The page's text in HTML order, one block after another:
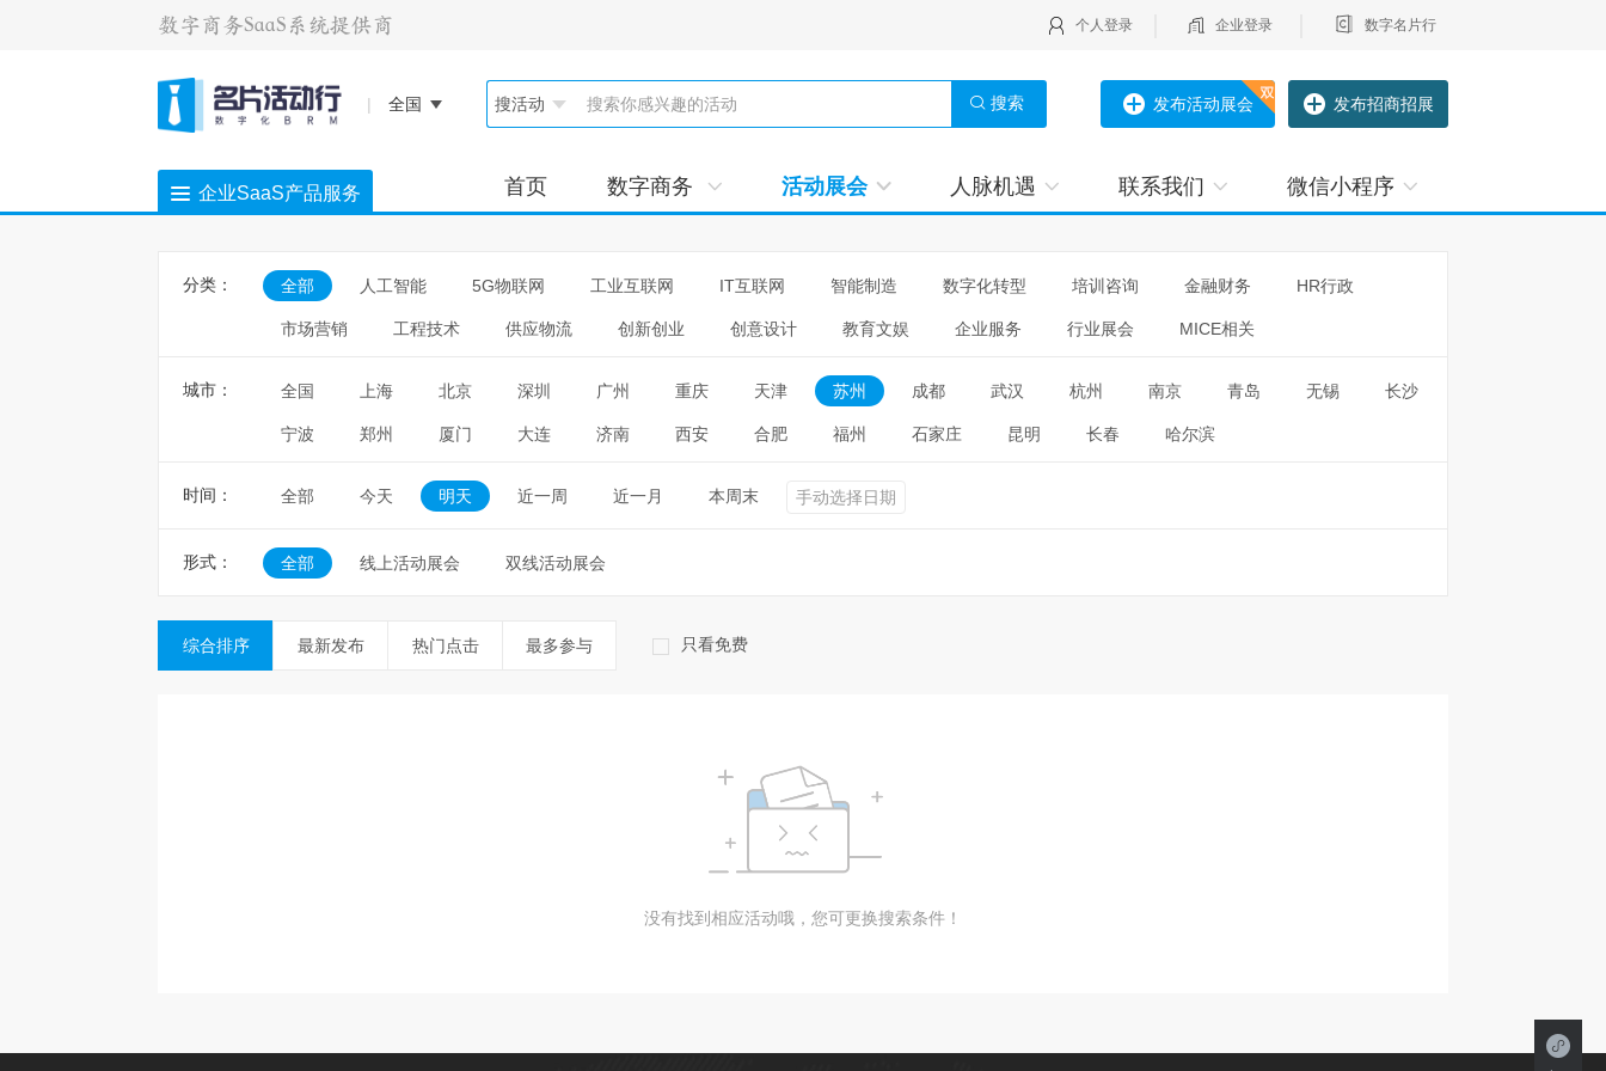
个人登录 企业登录 数字名片行
| 全国 搜索 发布活动展会 发布招商招展
企业SaaS产品服务 首页 数字商务 活动展会 人脉机遇 联系我们 微信小程序
分类： 全部 人工智能 5G物联网 工业互联网 IT互联网 智能制造 数字化转型 培训咨询 金融财务 HR行政
市场营销 工程技术 供应物流 创新创业 创意设计 教育文娱 企业服务 行业展会 MICE相关
城市： 全国 上海 北京 深圳 广州 重庆 天津 苏州 成都 武汉 杭州 南京 青岛 无锡 长沙
宁波 郑州 厦门 大连 济南 西安 合肥 福州 石家庄 昆明 长春 哈尔滨
时间： 全部 今天 明天 近一周 近一月 本周末
形式： 全部 线上活动展会 双线活动展会
综合排序 最新发布 热门点击 最多参与 只看免费
没有找到相应活动哦，您可更换搜索条件！